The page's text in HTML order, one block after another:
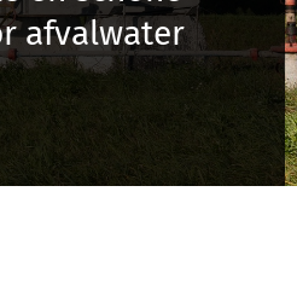
afvalwater